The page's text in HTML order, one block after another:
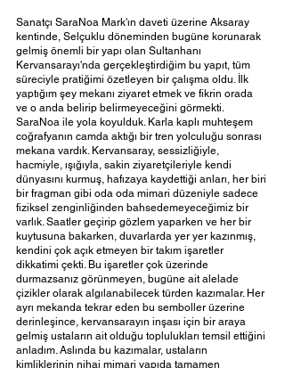
Sanatçı SaraNoa Mark'ın daveti üzerine Aksaray
kentinde, Selçuklu döneminden bugüne korunarak
gelmiş önemli bir yapı olan Sultanhanı
Kervansarayı'nda gerçekleştirdiğim bu yapıt, tüm
süreciyle pratiğimi özetleyen bir çalışma oldu. İlk
yaptığım şey mekanı ziyaret etmek ve fikrin orada
ve o anda belirip belirmeyeceğini görmekti.
SaraNoa ile yola koyulduk. Karla kaplı muhteşem
coğrafyanın camda aktığı bir tren yolculuğu sonrası
mekana vardık. Kervansaray, sessizliğiyle,
hacmiyle, ışığıyla, sakin ziyaretçileriyle kendi
dünyasını kurmuş, hafızaya kaydettiği anları, her biri
bir fragman gibi oda oda mimari düzeniyle sadece
fiziksel zenginliğinden bahsedemeyeceğimiz bir
varlık. Saatler geçirip gözlem yaparken ve her bir
kuytusuna bakarken, duvarlarda yer yer kazınmış,
kendini çok açık etmeyen bir takım işaretler
dikkatimi çekti. Bu işaretler çok üzerinde
durmazsanız görünmeyen, bugüne ait alelade
çizikler olarak algılanabilecek türden kazımalar. Her
ayrı mekanda tekrar eden bu semboller üzerine
derinleşince, kervansarayın inşası için bir araya
gelmiş ustaların ait olduğu toplulukları temsil ettiğini
anladım. Aslında bu kazımalar, ustaların
kimliklerinin nihai mimari yapıda tamamen